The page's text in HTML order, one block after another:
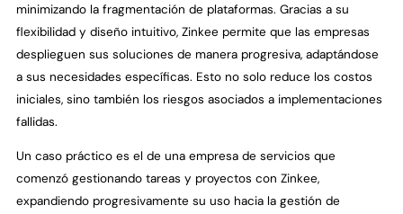
minimizando la fragmentación de plataformas. Gracias a su
flexibilidad y diseño intuitivo, Zinkee permite que las empresas
desplieguen sus soluciones de manera progresiva, adaptándose
a sus necesidades específicas. Esto no solo reduce los costos
iniciales, sino también los riesgos asociados a implementaciones
fallidas.
Un caso práctico es el de una empresa de servicios que
comenzó gestionando tareas y proyectos con Zinkee,
expandiendo progresivamente su uso hacia la gestión de